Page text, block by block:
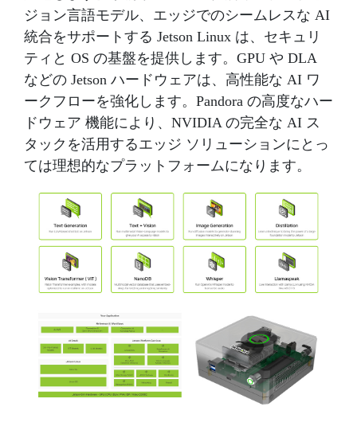
ジョン言語モデル、エッジでのシームレスな AI
統合をサポートする Jetson Linux は、セキュリ
ティと OS の基盤を提供します。GPU や DLA
などの Jetson ハードウェアは、高性能な AI ワ
ークフローを強化します。Pandora の高度なハー
ドウェア 機能により、NVIDIA の完全な AI ス
タックを活用するエッジ ソリューションにとっ
ては理想的なプラットフォームになります。